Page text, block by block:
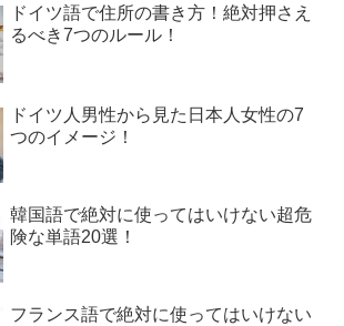
ドイツ語で住所の書き方！絶対押さえ
るべき7つのルール！
ドイツ人男性から見た日本人女性の7
つのイメージ！
韓国語で絶対に使ってはいけない超危
険な単語20選！
フランス語で絶対に使ってはいけない